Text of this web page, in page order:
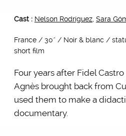
Cast : Nelson Rodríguez, Sara
France / 30'’ / Noir & blanc /
short film
Four years after Fidel
Agnès brought back from
used them to make a
documentary.